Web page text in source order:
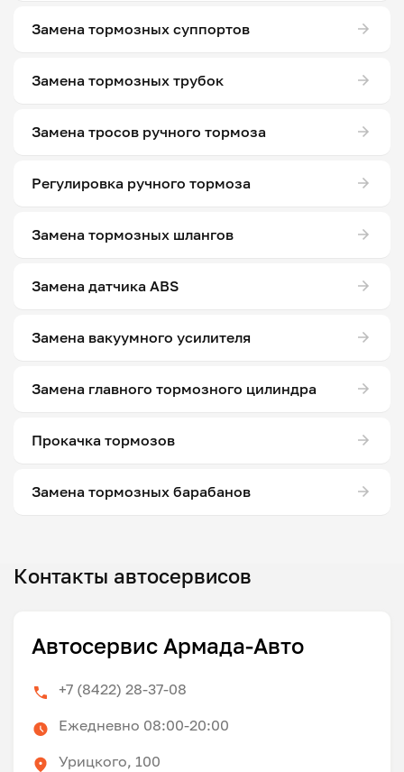
Замена тормозных суппортов
Замена тормозных трубок
Замена тросов ручного тормоза
Регулировка ручного тормоза
Замена тормозных шлангов
Замена датчика ABS
Замена вакуумного усилителя
Замена главного тормозного цилиндра
Прокачка тормозов
Замена тормозных барабанов
Контакты автосервисов
Автосервис Армада-Авто
+7 (8422) 28-37-08
Ежедневно 08:00-20:00
Урицкого, 100